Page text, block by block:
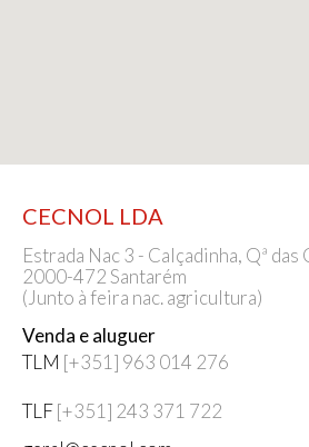
CECNOL LDA
Estrada Nac 3 - Calçadinha, Qª das
2000-472 Santarém
(Junto à feira nac. agricultura)
Venda e aluguer
TLM [+351] 963 014 276
TLF[+351] 243 371 722